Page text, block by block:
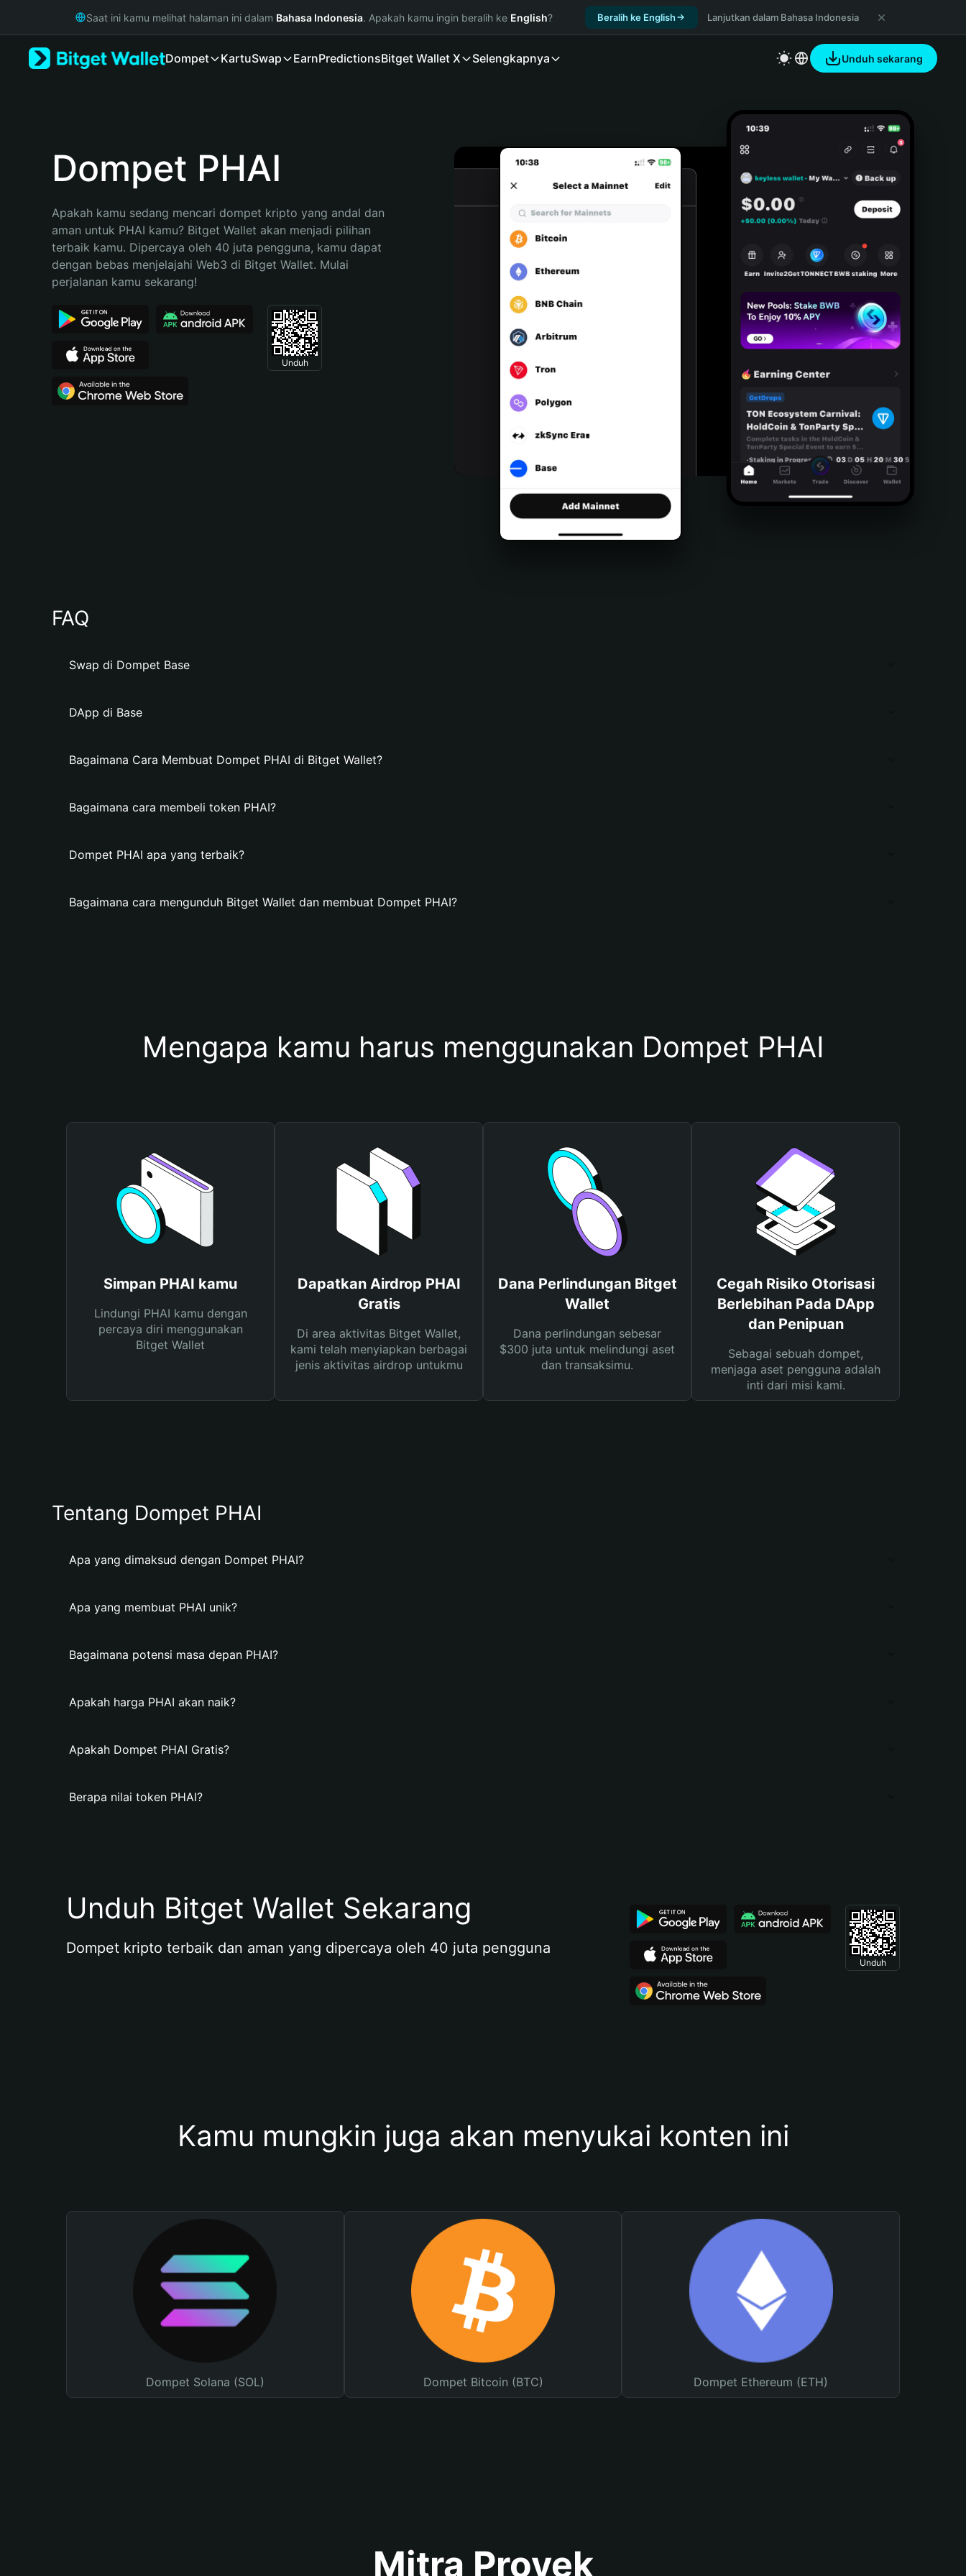
Русский
Bahasa Indonesia
Español (Argentina)
Saat ini kamu melihat halaman ini dalam Bahasa Indonesia. Apakah kamu ingin beralih ke English? Beralih ke English Lanjutkan dalam Bahasa Indonesia
Dompet KartuSwap EarnPredictionsBitget Wallet X Selengkapnya Unduh sekarang
Dompet PHAI
Apakah kamu sedang mencari dompet kripto yang andal dan
aman untuk PHAI kamu? Bitget Wallet akan menjadi pilihan
terbaik kamu. Dipercaya oleh 40 juta pengguna, kamu dapat
dengan bebas menjelajahi Web3 di Bitget Wallet. Mulai
perjalanan kamu sekarang!
Unduh
FAQ
Swap di Dompet Base
DApp di Base
Bagaimana Cara Membuat Dompet PHAI di Bitget Wallet?
Bagaimana cara membeli token PHAI?
Dompet PHAI apa yang terbaik?
Bagaimana cara mengunduh Bitget Wallet dan membuat Dompet PHAI?
Mengapa kamu harus menggunakan Dompet PHAI
Simpan PHAI kamu
Lindungi PHAI kamu dengan
percaya diri menggunakan
Bitget Wallet
Dapatkan Airdrop PHAI
Gratis
Di area aktivitas Bitget Wallet,
kami telah menyiapkan berbagai
jenis aktivitas airdrop untukmu
Dana Perlindungan Bitget
Wallet
Dana perlindungan sebesar
$300 juta untuk melindungi aset
dan transaksimu.
Cegah Risiko Otorisasi
Berlebihan Pada DApp
dan Penipuan
Sebagai sebuah dompet,
menjaga aset pengguna adalah
inti dari misi kami.
Tentang Dompet PHAI
Apa yang dimaksud dengan Dompet PHAI?
Apa yang membuat PHAI unik?
Bagaimana potensi masa depan PHAI?
Apakah harga PHAI akan naik?
Apakah Dompet PHAI Gratis?
Berapa nilai token PHAI?
Unduh Bitget Wallet Sekarang
Dompet kripto terbaik dan aman yang dipercaya oleh 40 juta pengguna
Unduh
Kamu mungkin juga akan menyukai konten ini
Dompet Solana (SOL) Dompet Bitcoin (BTC) Dompet Ethereum (ETH)
Mitra Proyek